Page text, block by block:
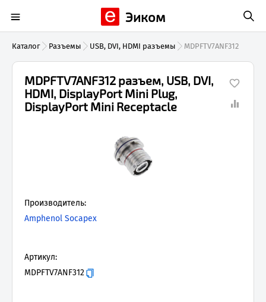
Эиком
Каталог Разъемы USB, DVI, HDMI разъемы MDPFTV7ANF312
MDPFTV7ANF312 разъем, USB, DVI,
HDMI, DisplayPort Mini Plug,
DisplayPort Mini Receptacle
Производитель:
Amphenol Socapex
Артикул:
MDPFTV7ANF312